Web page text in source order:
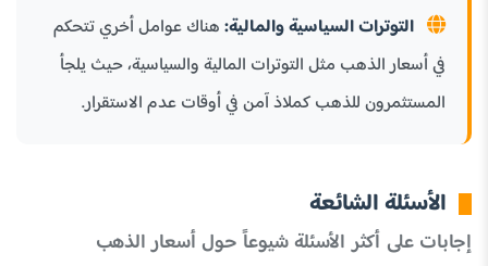
التوترات السياسية والمالية:هناك عوامل أخري تتحكم
في أسعار الذهب مثل التوترات المالية والسياسية، حيث يلجأ
المستثمرون للذهب كملاذ آمن في أوقات عدم الاستقرار.
الأسئلة الشائعة
إجابات على أكثر الأسئلة شيوعاً حول أسعار الذهب